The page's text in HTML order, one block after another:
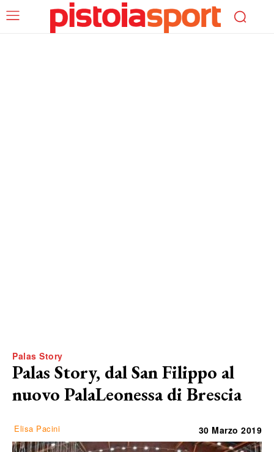
Palas Story
Palas Story, dal San Filippo al
nuovo PalaLeonessa di Brescia
Elisa Pacini 30 Marzo 2019